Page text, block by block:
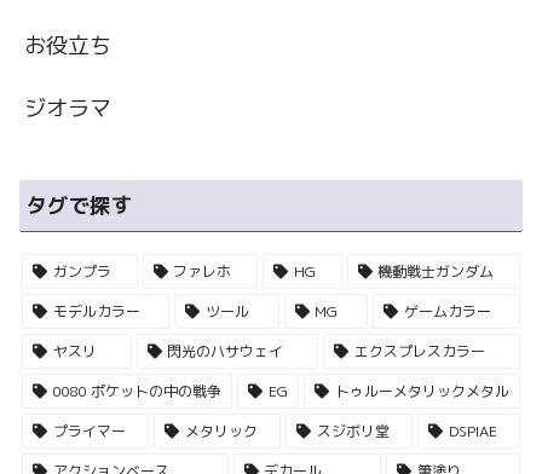
お役立ち
ジオラマ
タグで探す
ガンプラ ファレホ HG
機動戦士ガンダム
モデルカラー
ツール MG
ゲームカラー
ヤスリ
閃光のハサウェイ
エクスプレスカラー
0080 ポケットの中の戦争
EG
トゥルーメタリックメタル
プライマー
メタリック スジボリ堂
DSPIAE